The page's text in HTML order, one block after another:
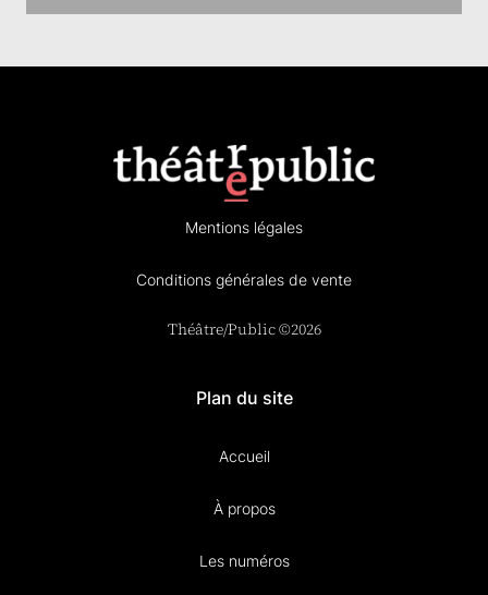
Mentions légales
Conditions générales de vente
Théâtre/Public ©2026
Plan du site
Accueil
À propos
Les numéros